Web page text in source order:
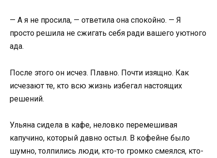
— А я не просила, — ответила она спокойно. — Я
просто решила не сжигать себя ради вашего уютного
ада.
После этого он исчез. Плавно. Почти изящно. Как
исчезают те, кто всю жизнь избегал настоящих
решений.
Ульяна сидела в кафе, неловко перемешивая
капучино, который давно остыл. В кофейне было
шумно, толпились люди, кто-то громко смеялся, кто-